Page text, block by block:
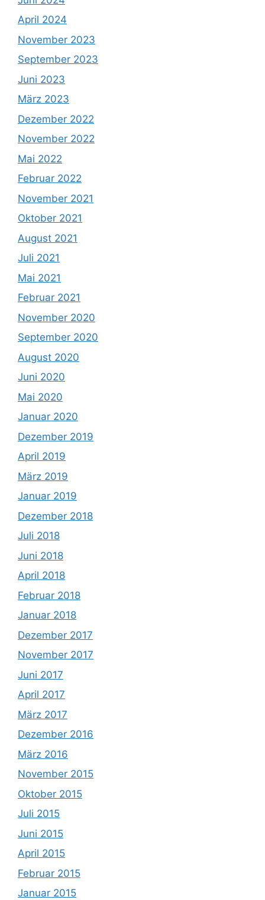
April 2024
November 2023
September 2023
Juni 2023
März 2023
Dezember 2022
November 2022
Mai 2022
Februar 2022
November 2021
Oktober 2021
August 2021
Juli 2021
Mai 2021
Februar 2021
November 2020
September 2020
August 2020
Juni 2020
Mai 2020
Januar 2020
Dezember 2019
April 2019
März 2019
Januar 2019
Dezember 2018
Juli 2018
Juni 2018
April 2018
Februar 2018
Januar 2018
Dezember 2017
November 2017
Juni 2017
April 2017
März 2017
Dezember 2016
März 2016
November 2015
Oktober 2015
Juli 2015
Juni 2015
April 2015
Februar 2015
Januar 2015